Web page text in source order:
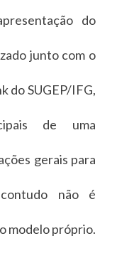
do
junto com o
do SUGEP/IFG,
de uma
gerais para
não é
modelo próprio.